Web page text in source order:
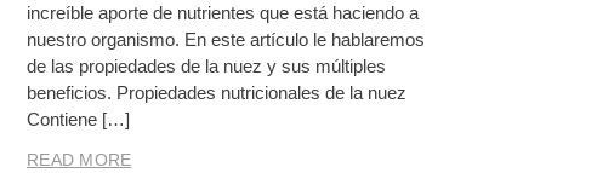
increíble aporte de nutrientes que está haciendo a
nuestro organismo. En este artículo le hablaremos
de las propiedades de la nuez y sus múltiples
beneficios. Propiedades nutricionales de la nuez
Contiene […]
READ MORE